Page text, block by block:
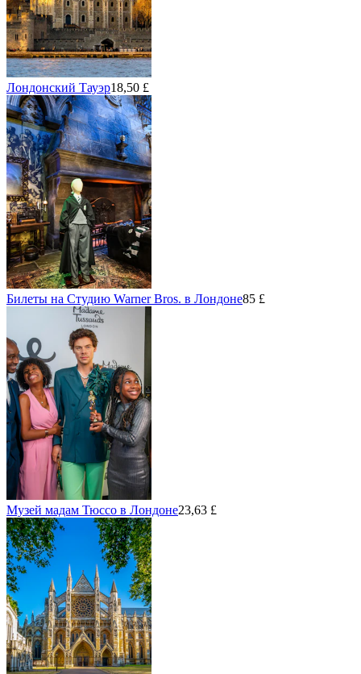
Лондонский Тауэр18,50 £
Билеты на Студию Warner Bros. в Лондоне85 £
Музей мадам Тюссо в Лондоне23,63 £